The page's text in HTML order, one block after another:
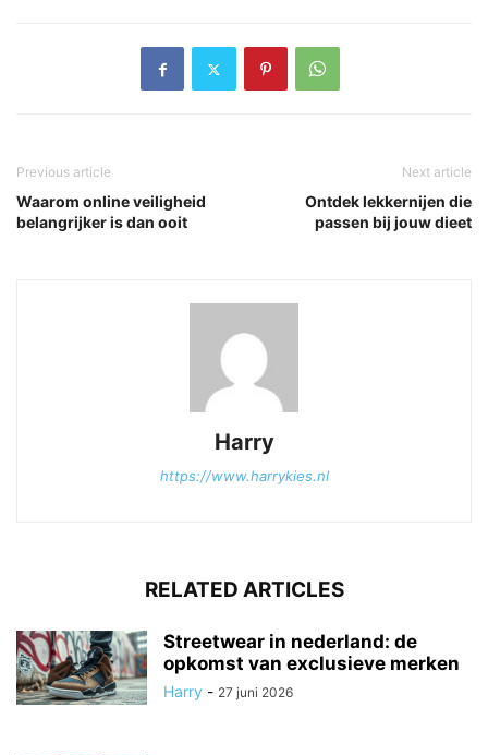
Previous article
Waarom online veiligheid
belangrijker is dan ooit
Next article
Ontdek lekkernijen die
passen bij jouw dieet
Harry
https://www.harrykies.nl
RELATED ARTICLES
Streetwear in nederland: de
opkomst van exclusieve merken
Harry - 27 juni 2026